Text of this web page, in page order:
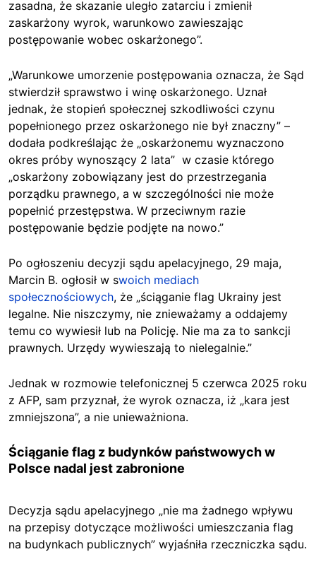
zasadna, że skazanie uległo zatarciu i zmienił
zaskarżony wyrok, warunkowo zawieszając
postępowanie wobec oskarżonego”.
„Warunkowe umorzenie postępowania oznacza, że Sąd
stwierdził sprawstwo i winę oskarżonego. Uznał
jednak, że stopień społecznej szkodliwości czynu
popełnionego przez oskarżonego nie był znaczny” –
dodała podkreślając że „oskarżonemu wyznaczono
okres próby wynoszący 2 lata” w czasie którego
„oskarżony zobowiązany jest do przestrzegania
porządku prawnego, a w szczególności nie może
popełnić przestępstwa. W przeciwnym razie
postępowanie będzie podjęte na nowo.”
Po ogłoszeniu decyzji sądu apelacyjnego, 29 maja,
Marcin B. ogłosił w swoich mediach
społecznościowych, że „ściąganie flag Ukrainy jest
legalne. Nie niszczymy, nie znieważamy a oddajemy
temu co wywiesił lub na Policję. Nie ma za to sankcji
prawnych. Urzędy wywieszają to nielegalnie.”
Jednak w rozmowie telefonicznej 5 czerwca 2025 roku
z AFP, sam przyznał, że wyrok oznacza, iż „kara jest
zmniejszona”, a nie unieważniona.
Ściąganie flag z budynków państwowych w
Polsce nadal jest zabronione
Decyzja sądu apelacyjnego „nie ma żadnego wpływu
na przepisy dotyczące możliwości umieszczania flag
na budynkach publicznych” wyjaśniła rzeczniczka sądu.